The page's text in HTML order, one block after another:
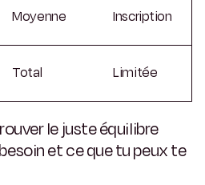
Moyenne Inscription
Total Limitée
le juste équilibre
et ce que tu peux te